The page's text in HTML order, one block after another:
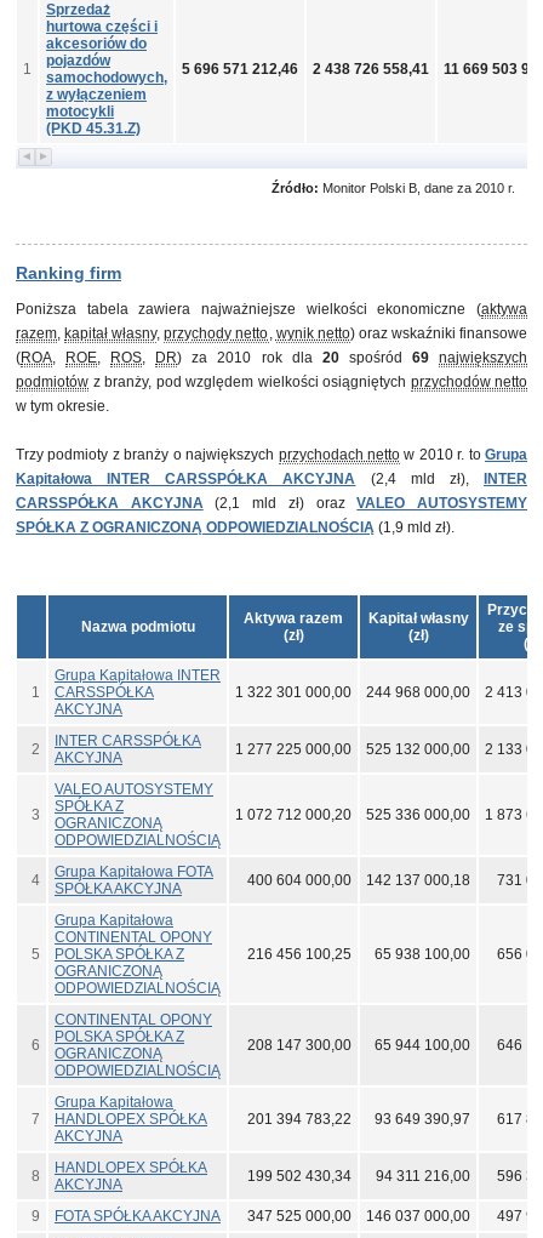
1
Sprzedaż
hurtowa części i
akcesoriów do
pojazdów
samochodowych,
z wyłączeniem
motocykli
(PKD 45.31.Z)
5 696 571 212,46 2 438 726 558,41 11 669 503
Źródło: Monitor Polski B, dane za 2010 r.
Ranking firm
Poniższa tabela zawiera najważniejsze wielkości ekonomiczne (aktywa
razem, kapitał własny,przychody netto, wynik netto) oraz wskaźniki finansowe
(ROA, ROE, ROS, DR) za 2010 rok dla 20spośród 69 największych
podmiotów z branży, pod względem wielkości osiągniętych przychodów netto
w tym okresie.
Trzy podmioty z branży o największych przychodach nettow 2010 r. toGrupa
Kapitałowa INTER CARSSPÓŁKA AKCYJNA (2,4 mld zł),
INTER
CARSSPÓŁKA AKCYJNA(2,1 mld zł) orazVALEO AUTOSYSTEMY
SPÓŁKA Z OGRANICZONĄ ODPOWIEDZIALNOŚCIĄ (1,9 mld zł).
Nazwa podmiotu
Aktywa razem
(zł)
Kapitał własny
(zł)
ze
(zł)
1
Grupa Kapitałowa INTER
CARSSPÓŁKA
AKCYJNA
1 322 301 000,00 244 968 000,00 2 413
2
INTER CARSSPÓŁKA
AKCYJNA
1 277 225 000,00 525 132 000,00 2 133
3
VALEO AUTOSYSTEMY
SPÓŁKA Z
OGRANICZONĄ
ODPOWIEDZIALNOŚCIĄ
1 072 712 000,20 525 336 000,00 1 873
4
Grupa Kapitałowa FOTA
SPÓŁKA AKCYJNA
400 604 000,00 142 137 000,18 731
5
Grupa Kapitałowa
CONTINENTAL OPONY
POLSKA SPÓŁKA Z
OGRANICZONĄ
ODPOWIEDZIALNOŚCIĄ
216 456 100,25 65 938 100,00 656
6
CONTINENTAL OPONY
POLSKA SPÓŁKA Z
OGRANICZONĄ
ODPOWIEDZIALNOŚCIĄ
208 147 300,00 65 944 100,00 646
7
Grupa Kapitałowa
HANDLOPEX SPÓŁKA
AKCYJNA
201 394 783,22 93 649 390,97 617
8
HANDLOPEX SPÓŁKA
AKCYJNA
199 502 430,34 94 311 216,00 596
9 FOTA SPÓŁKA AKCYJNA 347 525 000,00 146 037 000,00 497